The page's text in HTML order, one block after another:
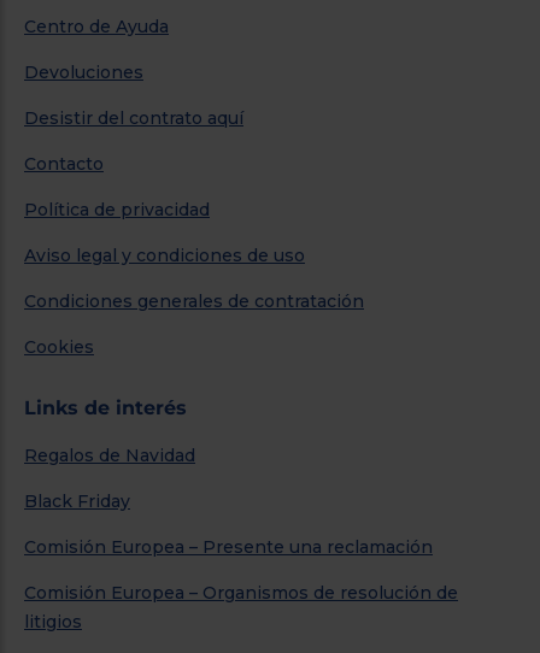
Centro de Ayuda
Devoluciones
Desistir del contrato aquí
Contacto
Política de privacidad
Aviso legal y condiciones de uso
Condiciones generales de contratación
Cookies
Links de interés
Regalos de Navidad
Black Friday
Comisión Europea – Presente una reclamación
Comisión Europea – Organismos de resolución de
litigios